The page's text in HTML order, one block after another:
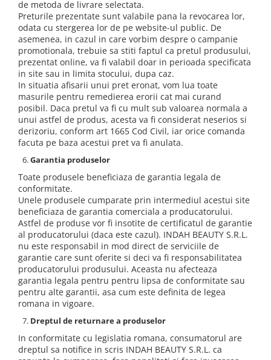
de metoda de livrare selectata.
Preturile prezentate sunt valabile pana la revocarea lor,
odata cu stergerea lor de pe website-ul public. De
asemenea, in cazul in care vorbim despre o campanie
promotionala, trebuie sa stiti faptul ca pretul produsului,
prezentat online, va fi valabil doar in perioada specificata
in site sau in limita stocului, dupa caz.
In situatia afisarii unui pret eronat, vom lua toate
masurile pentru remedierea erorii cat mai curand
posibil. Daca pretul va fi cu mult sub valoarea normala a
unui astfel de produs, acesta va fi considerat neserios si
derizoriu, conform art 1665 Cod Civil, iar orice comanda
facuta pe baza acestui pret va fi anulata.
Garantia produselor
Toate produsele beneficiaza de garantia legala de
conformitate.
Unele produsele cumparate prin intermediul acestui site
beneficiaza de garantia comerciala a producatorului.
Astfel de produse vor fi insotite de certificatul de garantie
al producatorului (daca este cazul). INDAH BEAUTY S.R.L.
nu este responsabil in mod direct de serviciile de
garantie care sunt oferite si deci va fi responsabilitatea
producatorului produsului. Aceasta nu afecteaza
garantia legala pentru pentru lipsa de conformitate sau
pentru alte garantii, asa cum este definita de legea
romana in vigoare.
Dreptul de returnare a produselor
In conformitate cu legislatia romana, consumatorul are
dreptul sa notifice in scris INDAH BEAUTY S.R.L. ca